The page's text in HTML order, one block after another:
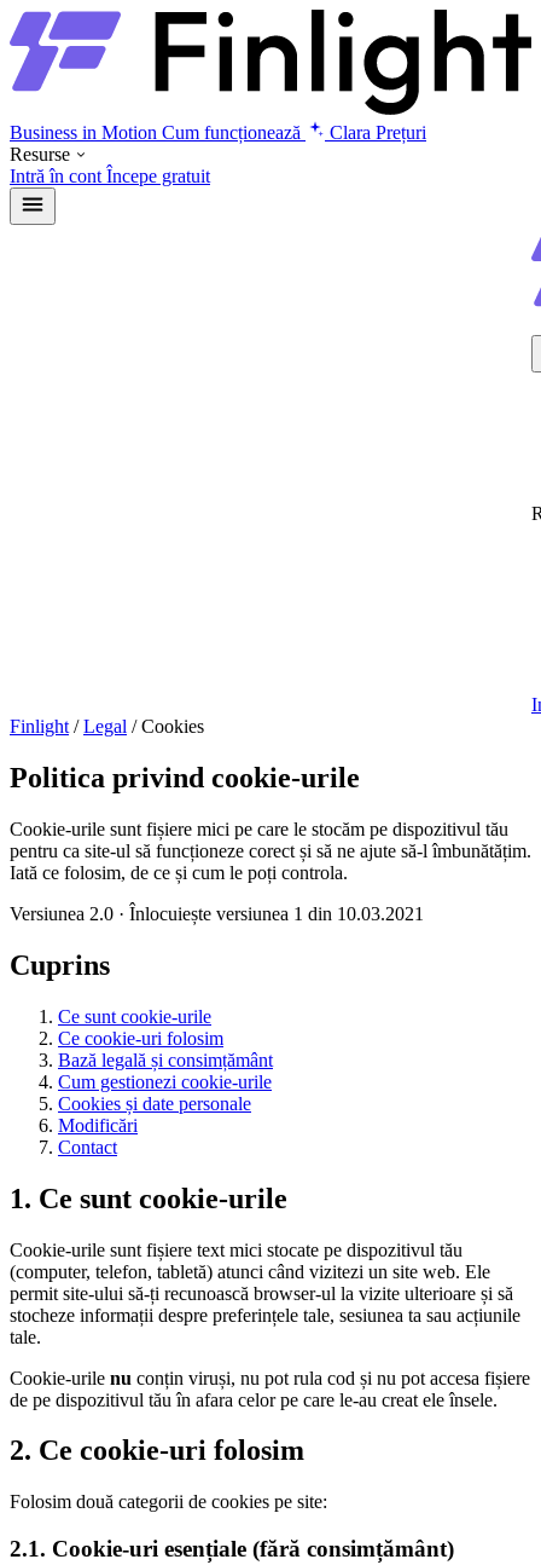
Business in Motion Cum funcționează Clara Prețuri
Resurse
Intră în cont Începe gratuit
Finlight / Legal / Cookies
Politica privind cookie-urile
Cookie-urile sunt fișiere mici pe care le stocăm pe dispozitivul tău
pentru ca site-ul să funcționeze corect și să ne ajute să-l îmbunătățim.
Iată ce folosim, de ce și cum le poți controla.
Versiunea 2.0 · Înlocuiește versiunea 1 din 10.03.2021
Cuprins
Ce sunt cookie-urile
Ce cookie-uri folosim
Bază legală și consimțământ
Cum gestionezi cookie-urile
Cookies și date personale
Modificări
Contact
1. Ce sunt cookie-urile
Cookie-urile sunt fișiere text mici stocate pe dispozitivul tău
(computer, telefon, tabletă) atunci când vizitezi un site web. Ele
permit site-ului să-ți recunoască browser-ul la vizite ulterioare și să
stocheze informații despre preferințele tale, sesiunea ta sau acțiunile
tale.
Cookie-urile nu conțin viruși, nu pot rula cod și nu pot accesa fișiere
de pe dispozitivul tău în afara celor pe care le-au creat ele însele.
2. Ce cookie-uri folosim
Folosim două categorii de cookies pe site:
2.1. Cookie-uri esențiale (fără consimțământ)